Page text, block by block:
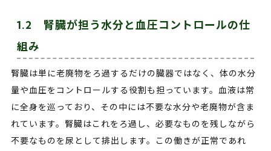
1.2 腎臓が担う水分と血圧コントロールの仕
組み
腎臓は単に老廃物をろ過するだけの臓器ではなく、体の水分
量や血圧をコントロールする役割も担っています。血液は常
に全身を巡っており、その中には不要な水分や老廃物が含ま
れています。腎臓はこれをろ過し、必要なものを残しながら
不要なものを尿として排出します。この働きが正常であれ